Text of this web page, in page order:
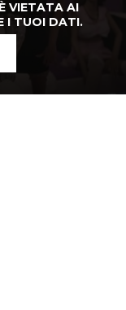
VIETATA AI
I TUOI DATI.